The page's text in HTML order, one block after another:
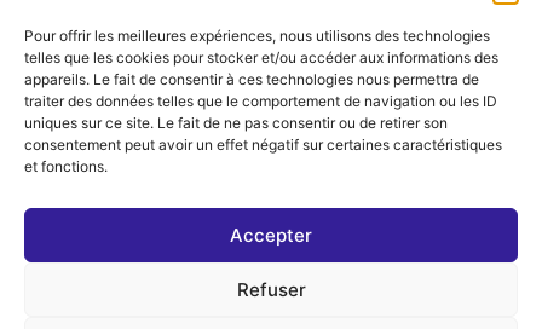
Pour offrir les meilleures expériences, nous utilisons des technologies
telles que les cookies pour stocker et/ou accéder aux informations des
appareils. Le fait de consentir à ces technologies nous permettra de
traiter des données telles que le comportement de navigation ou les ID
uniques sur ce site. Le fait de ne pas consentir ou de retirer son
consentement peut avoir un effet négatif sur certaines caractéristiques
et fonctions.
Accepter
Refuser
Confidentialité
Mentions légales
Politique de cookies (UE)
Politique de confidentialité
Langues
English
Nederlands